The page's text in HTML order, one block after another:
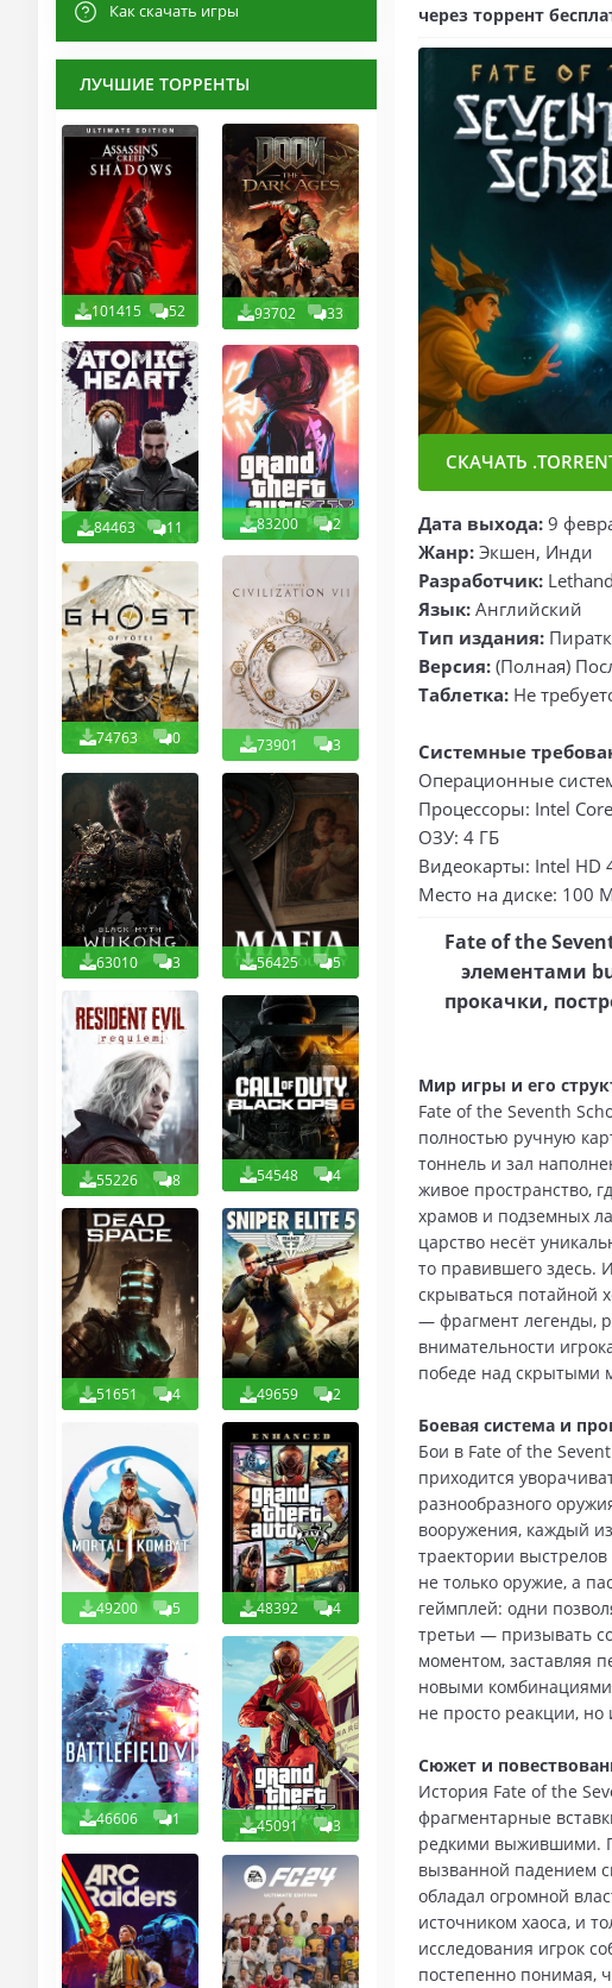
Как скачать игры
ЛУЧШИЕ ТОРРЕНТЫ
101415 52 93702 33
84463 11 83200 2
74763 0 73901 3
63010 3 56425 5
55226 8 54548 4
51651 4 49659 2
49200 5 48392 4
46606 1 45091 3
через торрент
СКАЧАТЬ
Дата выхода: 9
Жанр: Экшен, Инди
Разработчик:
Язык: Английский
Тип издания:
Версия: (Полная)
Таблетка: Не
Системные
Операционные
Процессоры: Intel
ОЗУ: 4 ГБ
Видеокарты: Intel HD
Место на диске: 100
Fate of the
элементами
прокачки,
Мир игры и его
Fate of the Seventh
полностью ручную
тоннель и зал
живое пространство,
храмов и подземных
царство несёт
то правившего здесь.
скрываться потайной
— фрагмент легенды,
внимательности
победе над скрытыми
Боевая система и
Бои в Fate of the
приходится
разнообразного
вооружения, каждый
траектории
не только оружие, а
геймплей: одни
третьи — призывать
моментом, заставляя
новыми
не просто реакции,
Сюжет и
История Fate of the
фрагментарные
редкими выжившими.
вызванной падением
обладал огромной
источником хаоса, и
исследования игрок
постепенно понимая,